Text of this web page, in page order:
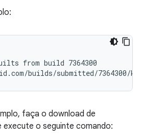
from build 7364300
faça o download de
execute o seguinte comando: